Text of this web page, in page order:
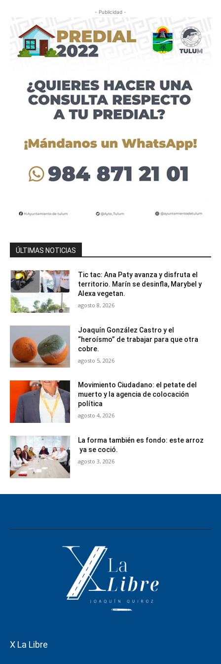
- Publicidad -
ÚLTIMAS NOTICIAS
Tic tac: Ana Paty avanza y disfruta el
territorio. Marín se desinfla, Marybel y
Alexa vegetan.
agosto 8, 2026
Joaquín González Castro y el
“heroísmo” de trabajar para que otra
cobre.
agosto 5, 2026
Movimiento Ciudadano: el petate del
muerto y la agencia de colocación
política
agosto 4, 2026
La forma también es fondo: este arroz
ya se coció.
agosto 3, 2026
X La Libre